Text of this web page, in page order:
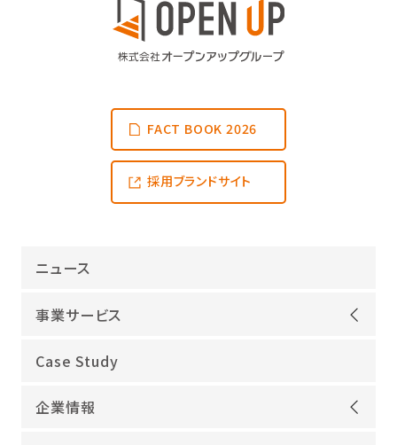
FACT BOOK 2026
採用ブランドサイト
ニュース
事業サービス
オープンアップグループが選ばれる理由
ITインフラ
Case Study
企業情報